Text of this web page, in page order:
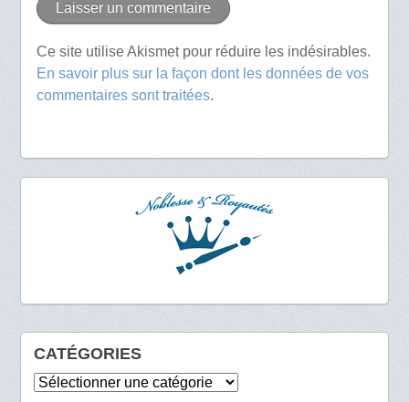
Ce site utilise Akismet pour réduire les indésirables.
En savoir plus sur la façon dont les données de vos
commentaires sont traitées.
CATÉGORIES
Catégories